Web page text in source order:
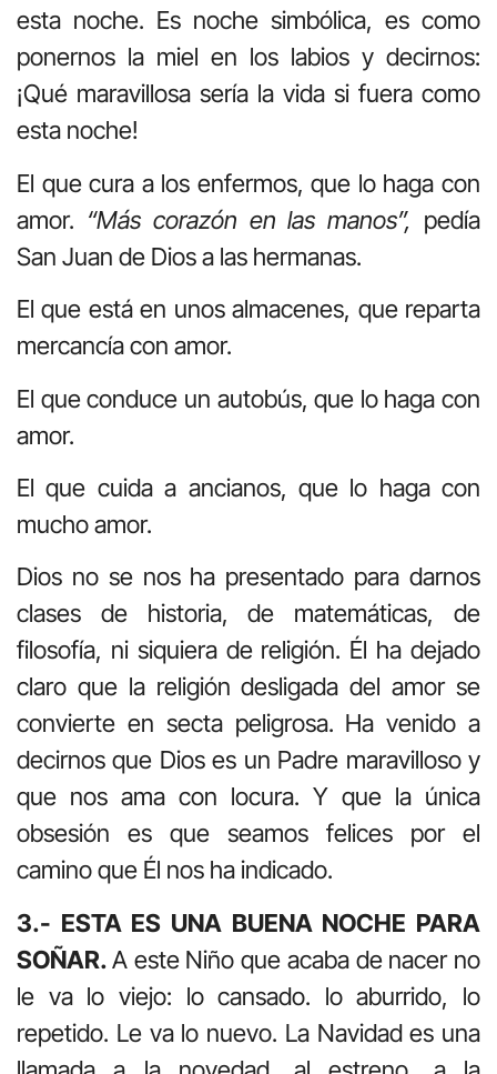
esta noche. Es noche simbólica, es como
ponernos la miel en los labios y decirnos:
¡Qué maravillosa sería la vida si fuera como
esta noche!
El que cura a los enfermos, que lo haga con
amor. “Más corazón en las manos”, pedía
San Juan de Dios a las hermanas.
El que está en unos almacenes, que reparta
mercancía con amor.
El que conduce un autobús, que lo haga con
amor.
El que cuida a ancianos, que lo haga con
mucho amor.
Dios no se nos ha presentado para darnos
clases de historia, de matemáticas, de
filosofía, ni siquiera de religión. Él ha dejado
claro que la religión desligada del amor se
convierte en secta peligrosa. Ha venido a
decirnos que Dios es un Padre maravilloso y
que nos ama con locura. Y que la única
obsesión es que seamos felices por el
camino que Él nos ha indicado.
3.- ESTA ES UNA BUENA NOCHE PARA
SOÑAR.A este Niño que acaba de nacer no
le va lo viejo: lo cansado. lo aburrido, lo
repetido. Le va lo nuevo. La Navidad es una